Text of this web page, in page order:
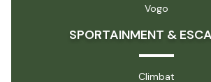
Vogo
SPORTAINMENT &
Climbat